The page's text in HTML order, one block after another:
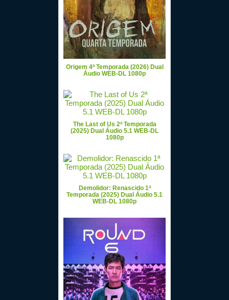
Origem 4ª Temporada (2026) Dual
Áudio WEB-DL 1080p
The Last of Us 2ª Temporada
(2025) Dual Áudio 5.1 WEB-DL
1080p
Demolidor: Renascido 1ª
Temporada (2025) Dual Áudio 5.1
WEB-DL 1080p